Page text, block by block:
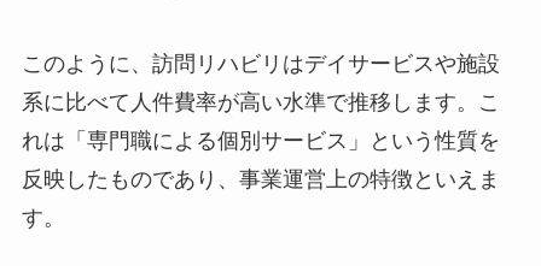
このように、訪問リハビリはデイサービスや施設
系に比べて人件費率が高い水準で推移します。こ
れは「専門職による個別サービス」という性質を
反映したものであり、事業運営上の特徴といえま
す。